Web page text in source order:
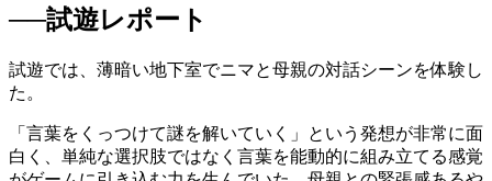
──試遊レポート
試遊では、薄暗い地下室でニマと母親の対話シーンを体験し
た。
「言葉をくっつけて謎を解いていく」
という発想が非常に面
白く、単純な選択肢ではなく言葉を能動的に組み立てる感覚